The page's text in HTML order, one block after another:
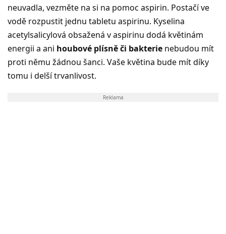
neuvadla, vezměte na si na pomoc aspirin. Postačí ve
vodě rozpustit jednu tabletu aspirinu. Kyselina
acetylsalicylová obsažená v aspirinu dodá květinám
energii a ani houbové plísně či bakterie nebudou mít
proti němu žádnou šanci. Vaše květina bude mít díky
tomu i delší trvanlivost.
Reklama